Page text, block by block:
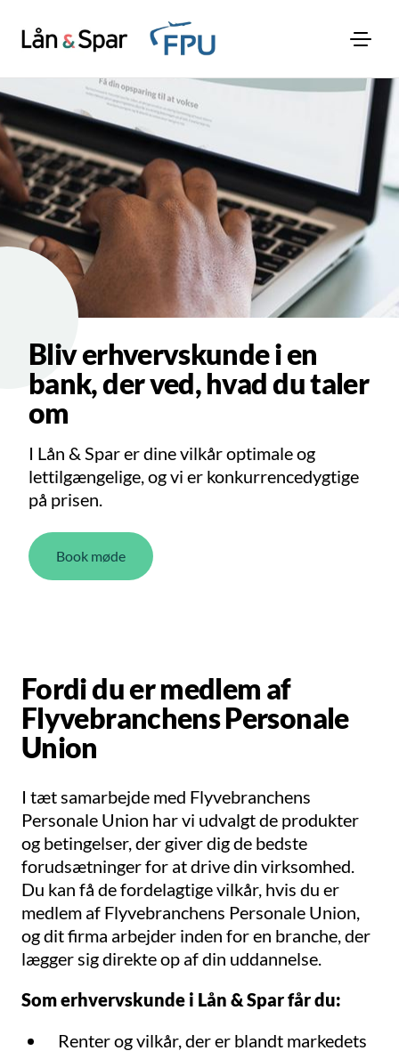
Bliv erhvervskunde i en
bank, der ved, hvad du taler
om
I Lån & Spar er dine vilkår optimale og
lettilgængelige, og vi er konkurrencedygtige
på prisen.
Book møde
Fordi du er medlem af
Flyvebranchens Personale
Union
I tæt samarbejde med Flyvebranchens
Personale Union har vi udvalgt de produkter
og betingelser, der giver dig de bedste
forudsætninger for at drive din virksomhed.
Du kan få de fordelagtige vilkår, hvis du er
medlem af Flyvebranchens Personale Union,
og dit firma arbejder inden for en branche, der
lægger sig direkte op af din uddannelse.
Som erhvervskunde i Lån & Spar får du:
Renter og vilkår, der er blandt markedets